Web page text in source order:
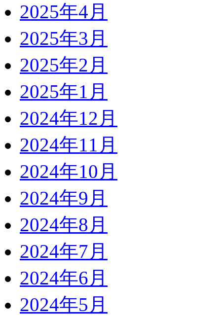
2025年4月
2025年3月
2025年2月
2025年1月
2024年12月
2024年11月
2024年10月
2024年9月
2024年8月
2024年7月
2024年6月
2024年5月